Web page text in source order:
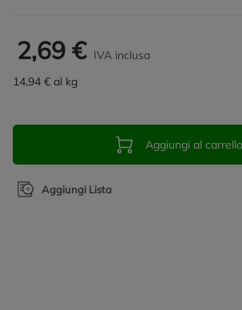
2,69 € IVA inclusa
14,94 € al kg
Aggiungi al carrello
Aggiungi Lista